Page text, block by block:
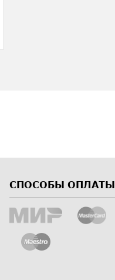
СПОСОБЫ ОПЛАТЫ